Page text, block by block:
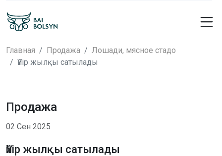
Главная Продажа
Лошади, мясное стадо
Үйір жылқы сатылады
Продажа
02 Сен 2025
Үйір жылқы сатылады